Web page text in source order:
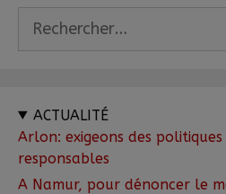
ACTUALITÉ
Arlon: exigeons des
responsables
A Namur, pour dénoncer le